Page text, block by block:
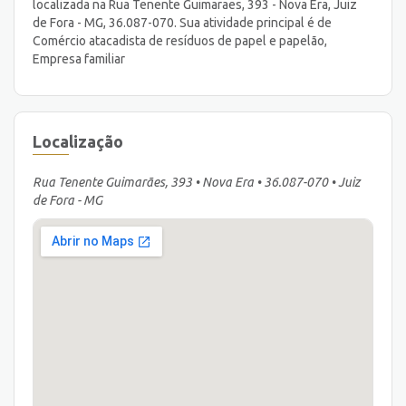
localizada na Rua Tenente Guimaraes, 393 - Nova Era, Juiz
de Fora - MG, 36.087-070. Sua atividade principal é de
Comércio atacadista de resíduos de papel e papelão,
Empresa familiar
Localização
Rua Tenente Guimarães, 393 • Nova Era • 36.087-070 • Juiz
de Fora - MG